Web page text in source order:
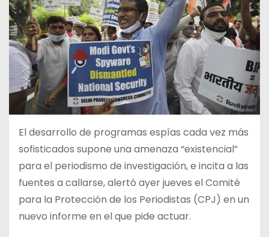
El desarrollo de programas espías cada vez más
sofisticados supone una amenaza “existencial”
para el periodismo de investigación, e incita a las
fuentes a callarse, alertó ayer jueves el Comité
para la Protección de los Periodistas (CPJ) en un
nuevo informe en el que pide actuar.